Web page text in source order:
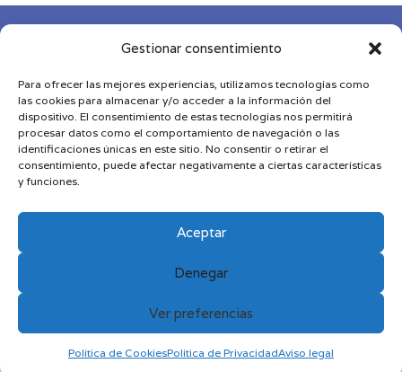
Gestionar consentimiento
Para ofrecer las mejores experiencias, utilizamos tecnologías como
las cookies para almacenar y/o acceder a la información del
dispositivo. El consentimiento de estas tecnologías nos permitirá
procesar datos como el comportamiento de navegación o las
identificaciones únicas en este sitio. No consentir o retirar el
consentimiento, puede afectar negativamente a ciertas características
y funciones.
Aceptar
Denegar
Ver preferencias
Política de CookiesPolítica de PrivacidadAviso legal



Política de Cookies
y Condiciones